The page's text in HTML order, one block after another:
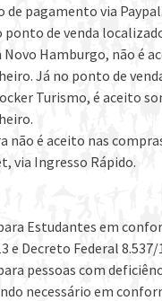
de pagamento via Paypal.
ponto de venda
Hamburgo, não é
Já no ponto de
Turismo, é aceito
não é aceito nas
via Ingresso Rápido.
Estudantes em
e Decreto Federal 8.537/
pessoas com
necessário em